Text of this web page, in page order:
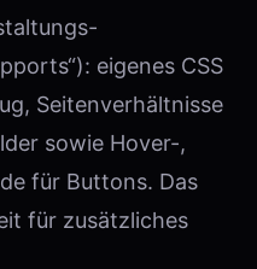
eigenes CSS
Seitenverhältnisse
sowie Hover-,
für Buttons. Das
für zusätzliches